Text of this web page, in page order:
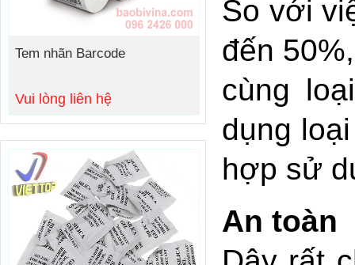
Tem nhãn Barcode
Vui lòng liên hệ
So với
đến
cùng
dụng
hợp sử
An toàn